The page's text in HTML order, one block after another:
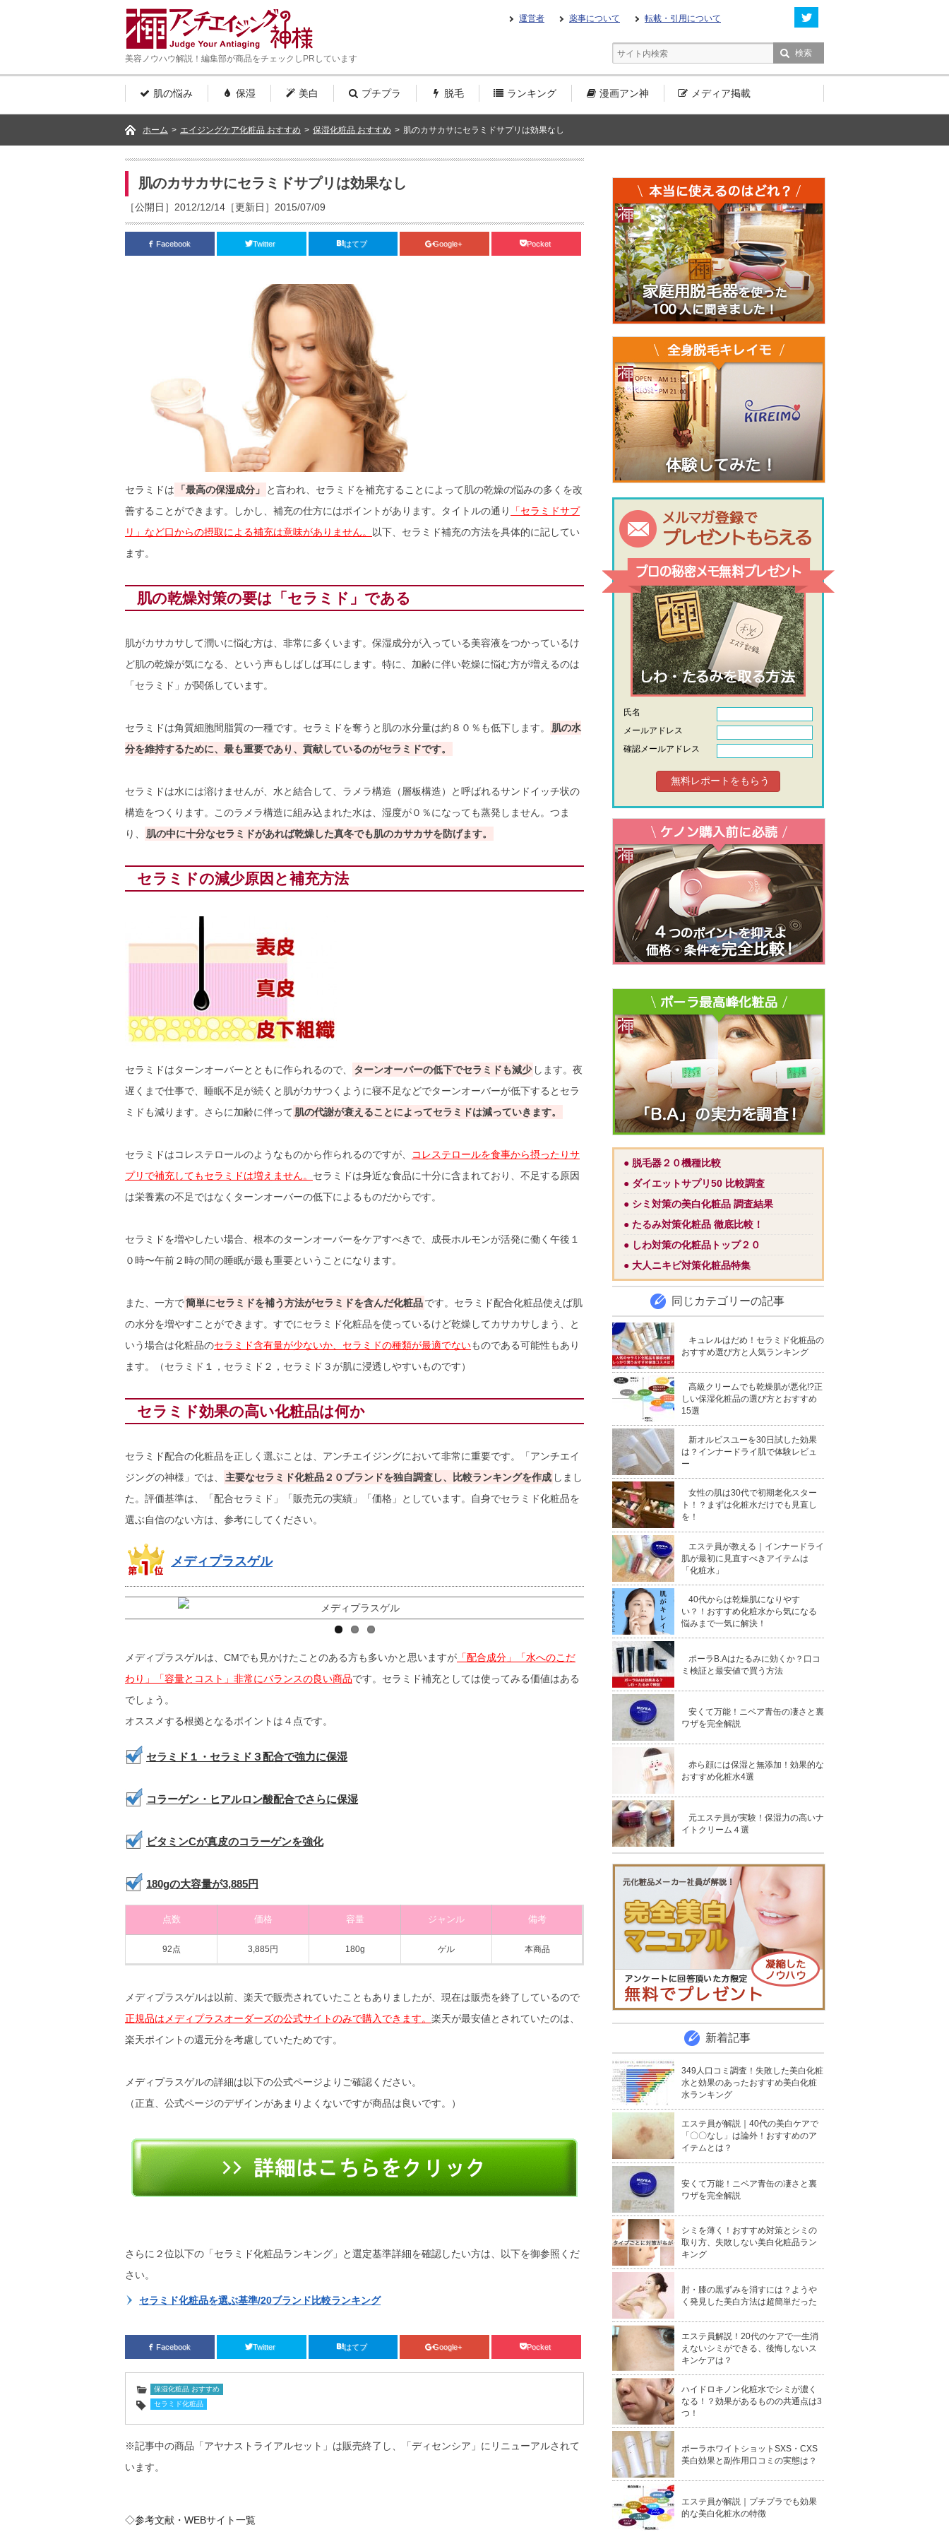
運営者 薬事について 転載・引用について
美容ノウハウ解説！編集部が商品をチェックしPRしています
肌の悩み 保湿 美白 プチプラ 脱毛 ランキング 漫画アン神 メディア掲載
ホーム > エイジングケア化粧品 おすすめ > 保湿化粧品 おすすめ > 肌のカサカサにセラミドサプリは効果なし
肌のカサカサにセラミドサプリは効果なし
［公開日］2012/12/14［更新日］2015/07/09
Facebook Twitter はてブ Google+ Pocket
セラミドは 「最高の保湿成分」
と言われ、セラミドを補充することによって肌の乾燥の悩みの多くを改
善することができます。しかし、補充の仕方にはポイントがあります。タイトルの通り
「セラミドサプ
リ」など口からの摂取による補充は意味がありません。 以下、セラミド補充の方法を具体的に記してい
ます。
肌の乾燥対策の要は「セラミド」である
肌がカサカサして潤いに悩む方は、非常に多くいます。保湿成分が入っている美容液をつかっているけ
ど肌の乾燥が気になる、という声もしばしば耳にします。特に、加齢に伴い乾燥に悩む方が増えるのは
「セラミド」が関係しています。
セラミドは角質細胞間脂質の一種です。セラミドを奪うと肌の水分量は約８０％も低下します。
肌の水
分を維持するために、最も重要であり、貢献しているのがセラミドです。
セラミドは水には溶けませんが、水と結合して、ラメラ構造（層板構造）と呼ばれるサンドイッチ状の
構造をつくります。このラメラ構造に組み込まれた水は、湿度が０％になっても蒸発しません。つま
り、
肌の中に十分なセラミドがあれば乾燥した真冬でも肌のカサカサを防げます。
セラミドの減少原因と補充方法
セラミドはターンオーバーとともに作られるので、 ターンオーバーの低下でセラミドも減少 します。夜
遅くまで仕事で、睡眠不足が続くと肌がカサつくように寝不足などでターンオーバーが低下するとセラ
ミドも減ります。さらに加齢に伴って 肌の代謝が衰えることによってセラミドは減っていきます。
セラミドはコレステロールのようなものから作られるのですが、
コレステロールを食事から摂ったりサ
プリで補充してもセラミドは増えません。 セラミドは身近な食品に十分に含まれており、不足する原因
は栄養素の不足ではなくターンオーバーの低下によるものだからです。
セラミドを増やしたい場合、根本のターンオーバーをケアすべきで、成長ホルモンが活発に働く午後１
０時〜午前２時の間の睡眠が最も重要ということになります。
また、一方で簡単にセラミドを補う方法がセラミドを含んだ化粧品です。セラミド配合化粧品使えば肌
の水分を増やすことができます。すでにセラミド化粧品を使っているけど乾燥してカサカサしまう、と
いう場合は化粧品のセラミド含有量が少ないか、セラミドの種類が最適でないものである可能性もあり
ます。（セラミド１，セラミド２，セラミド３が肌に浸透しやすいものです）
セラミド効果の高い化粧品は何か
セラミド配合の化粧品を正しく選ぶことは、アンチエイジングにおいて非常に重要です。「アンチエイ
ジングの神様」では、
主要なセラミド化粧品２０ブランドを独自調査し、比較ランキングを作成 しまし
た。評価基準は、「配合セラミド」「販売元の実績」「価格」としています。自身でセラミド化粧品を
選ぶ自信のない方は、参考にしてください。
メディプラスゲル
92点 3,885円 180g ゲル 本商品
Facebook Twitter はてブ Google+ Pocket
保湿化粧品 おすすめ
氏名
メールアドレス
確認メールアドレス
● 脱毛器２０機種比較
● ダイエットサプリ50 比較調査
● シミ対策の美白化粧品 調査結果
● たるみ対策化粧品 徹底比較！
● しわ対策の化粧品トップ２０
● 大人ニキビ対策化粧品特集
同じカテゴリーの記事
キュレルはだめ！セラミド化粧品の
おすすめ選び方と人気ランキング
高級クリームでも乾燥肌が悪化!?正
しい保湿化粧品の選び方とおすすめ
15選
新オルビスユーを30日試した効果
は？インナードライ肌で体験レビュ
ー
女性の肌は30代で初期老化スター
ト！？まずは化粧水だけでも見直し
を！
エステ員が教える｜インナードライ
肌が最初に見直すべきアイテムは
「化粧水」
40代からは乾燥肌になりやす
い？！おすすめ化粧水から気になる
悩みまで一気に解決！
ポーラB.Aはたるみに効くか？口コ
ミ検証と最安値で買う方法
安くて万能！ニベア青缶の凄さと裏
ワザを完全解説
赤ら顔には保湿と無添加！効果的な
おすすめ化粧水4選
元エステ員が実験！保湿力の高いナ
イトクリーム４選
新着記事
349人口コミ調査！失敗した美白化粧
水と効果のあったおすすめ美白化粧
水ランキング
エステ員が解説｜40代の美白ケアで
「〇〇なし」は論外！おすすめのア
イテムとは？
安くて万能！ニベア青缶の凄さと裏
ワザを完全解説
シミを薄く！おすすめ対策とシミの
取り方、失敗しない美白化粧品ラン
キング
肘・膝の黒ずみを消すには？ようや
く発見した美白方法は超簡単だった
エステ員解説！20代のケアで一生消
えないシミができる、後悔しないス
キンケアは？
ハイドロキノン化粧水でシミが濃く
なる！？効果があるものの共通点は3
つ！
ポーラホワイトショットSXS・CXS
美白効果と副作用口コミの実態は？
エステ員が解説｜プチプラでも効果
的な美白化粧水の特徴